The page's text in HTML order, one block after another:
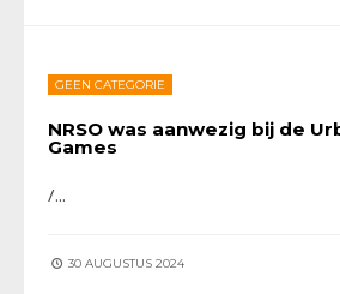
GEEN CATEGORIE
NRSO was aanwezig bij de
Games
/...
30 AUGUSTUS 2024